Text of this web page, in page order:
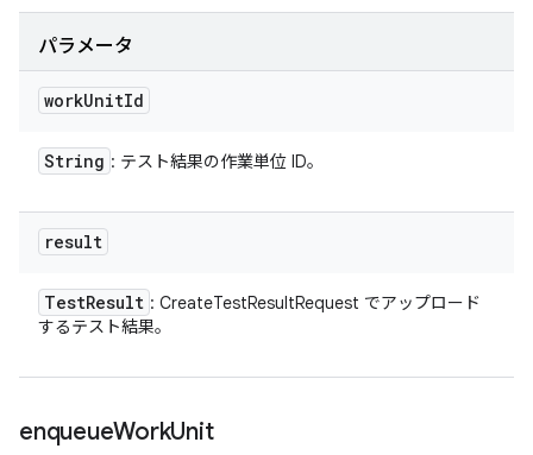
パラメータ
workUnitId
String : テスト結果の作業単位 ID。
result
TestResult : CreateTestResultRequest でアップロード
するテスト結果。
enqueueWorkUnit